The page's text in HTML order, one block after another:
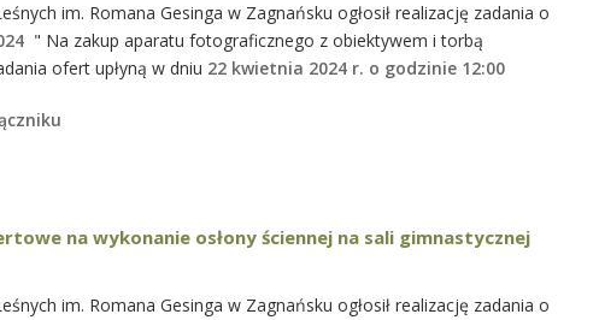
im. Romana Gesinga w Zagnańsku ogłosił realizację zadania o
" Na zakup aparatu fotograficznego z obiektywem i torbą
ofert upłyną w dniu 22 kwietnia 2024 r. o godzinie 12:00
na wykonanie osłony ściennej na sali gimnastycznej
im. Romana Gesinga w Zagnańsku ogłosił realizację zadania o